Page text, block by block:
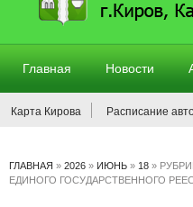
Главная Новости
Карта Кирова Расписание
ГЛАВНАЯ » 2026 » ИЮНЬ » 18 »
ЕДИНОГО ГОСУДАРСТВЕННОГО